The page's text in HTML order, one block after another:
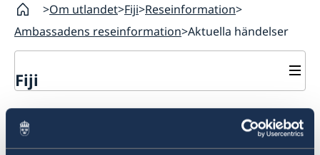
Om utlandet Fiji Reseinformation
Ambassadens reseinformation Aktuella händelser
Fiji
Hjälp till svenskar i Fiji
Rösta i Fiji
Reseinformation
Aktuella händelser